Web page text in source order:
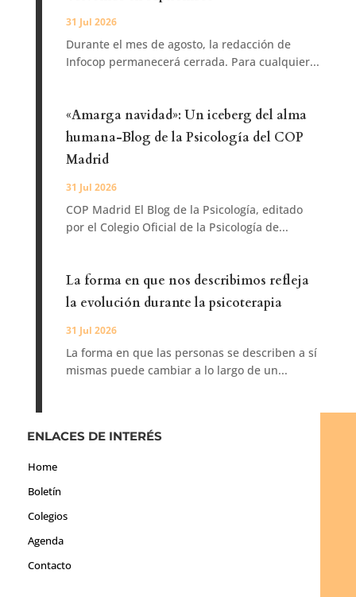
31 Jul 2026
Durante el mes de agosto, la redacción de
Infocop permanecerá cerrada. Para cualquier...
«Amarga navidad»: Un iceberg del alma
humana-Blog de la Psicología del COP
Madrid
31 Jul 2026
COP Madrid El Blog de la Psicología, editado
por el Colegio Oficial de la Psicología de...
La forma en que nos describimos refleja
la evolución durante la psicoterapia
31 Jul 2026
La forma en que las personas se describen a sí
mismas puede cambiar a lo largo de un...
ENLACES DE INTERÉS
Home
Boletín
Colegios
Agenda
Contacto